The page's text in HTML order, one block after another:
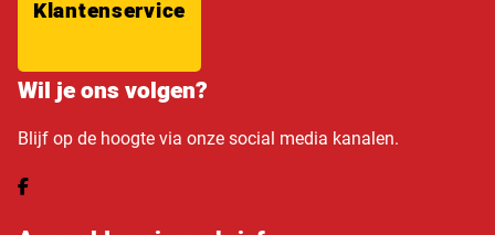
Klantenservice
Wil je ons volgen?
Blijf op de hoogte via onze social media kanalen.